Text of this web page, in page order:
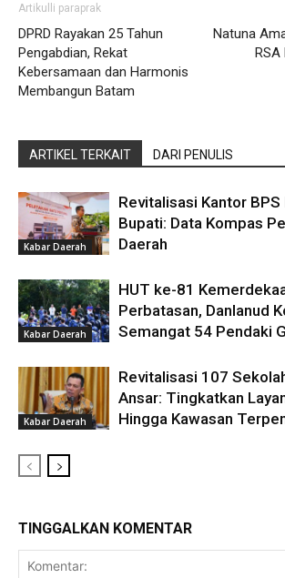
Artikulli paraprak
DPRD Rayakan 25 Tahun
Pengabdian, Rekat
Kebersamaan dan Harmonis
Membangun Batam
Natuna
RSA
ARTIKEL TERKAIT DARI PENULIS
Kabar Daerah
Revitalisasi Kantor BPS
Bupati: Data Kompas
Daerah
Kabar Daerah
HUT ke-81
Perbatasan, Danlanud
Semangat 54 Pendaki
Kabar Daerah
Revitalisasi 107
Ansar: Tingkatkan
Hingga Kawasan
TINGGALKAN KOMENTAR